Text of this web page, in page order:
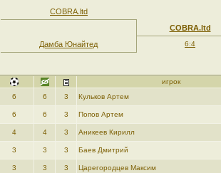
COBRA.ltd
COBRA.ltd
Дамба Юнайтед
6:4
игрок
6
6 3 Кульков Артем
6 6 3 Попов Артем
4 4 3 Аникеев Кирилл
3 3 3 Баев Дмитрий
3 3 3 Царегородцев Максим